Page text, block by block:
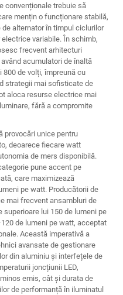
convenționale trebuie să
mențin o funcționare stabilă,
alternator în timpul ciclurilor
variabile. În schimb,
frecvent arhitecturi
acumulatori de înaltă
de volți, împreună cu
strategii mai sofisticate de
aloca resurse electrice mai
fără a compromite
provocări unice pentru
deoarece fiecare watt
de mers disponibilă.
pune accent pe
care maximizează
pe watt. Producătorii de
mai frecvent ansambluri de
lui 150 de lumeni pe
de lumeni pe watt, acceptat
Această imperativă a
avansate de gestionare
din aluminiu și interfețele de
joncțiunii LED,
emis, cât și durata de
de performanță în iluminatul